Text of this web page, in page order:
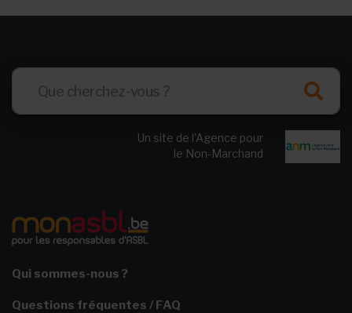
Un site de l’Agence pour
le Non-Marchand
Qui sommes-nous ?
Questions fréquentes / FAQ